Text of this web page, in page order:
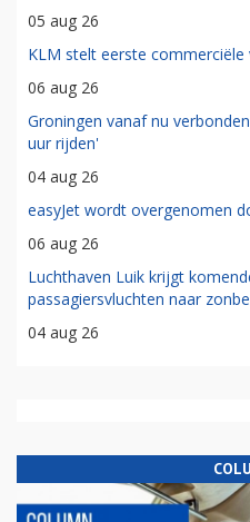
05 aug 26
KLM stelt eerste
06 aug 26
Groningen vanaf nu
uur rijden'
04 aug 26
easyJet wordt overgenomen
06 aug 26
Luchthaven Luik krijgt
passagiersvluchten naar
04 aug 26